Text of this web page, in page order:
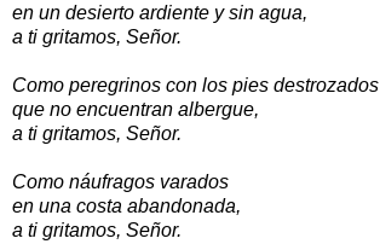
en un desierto ardiente y sin agua,
a ti gritamos, Señor.
Como peregrinos con los pies destrozados
que no encuentran albergue,
a ti gritamos, Señor.
Como náufragos varados
en una costa abandonada,
a ti gritamos, Señor.